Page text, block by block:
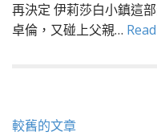
再決定 伊莉莎白小鎮這
卓倫，又碰上父親…
文
較舊的文章